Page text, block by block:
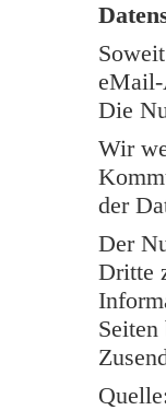
eMail-
Die
Wir
der
Der
Dritte